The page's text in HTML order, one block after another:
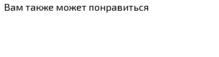
Вам также может понравиться